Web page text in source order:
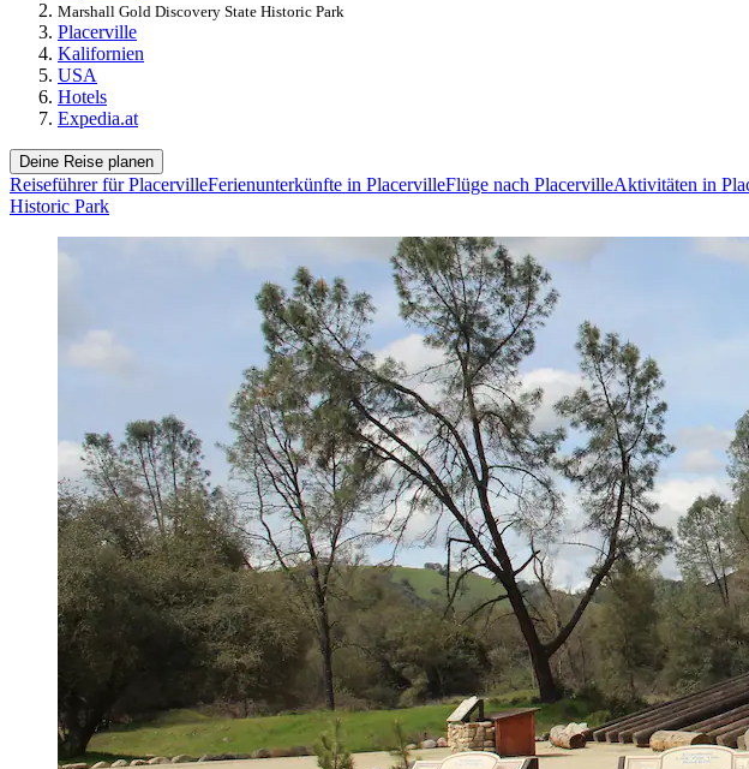
Marshall Gold Discovery State Historic Park
Placerville
Kalifornien
USA
Hotels
Expedia.at
Deine Reise planen
Reiseführer für PlacervilleFerienunterkünfte in PlacervilleFlüge nach PlacervilleAktivitäten in
Historic Park